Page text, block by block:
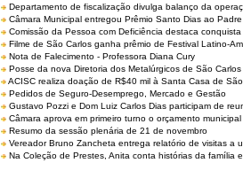
Departamento de fiscalização divulga balanço da
Câmara Municipal entregou Prêmio Santo Dias ao
Comissão da Pessoa com Deficiência destaca
Filme de São Carlos ganha prêmio de Festival Latino-
Nota de Falecimento - Professora Diana Cury
Posse da nova Diretoria dos Metalúrgicos de São
ACISC realiza doação de R$40 mil à Santa Casa de
Pedidos de Seguro-Desemprego, Mercado e Gestão
Gustavo Pozzi e Dom Luiz Carlos Dias participam de
Câmara aprova em primeiro turno o orçamento
Resumo da sessão plenária de 21 de novembro
Vereador Bruno Zancheta entrega relatório de visitas a
Na Coleção de Prestes, Anita conta histórias da família